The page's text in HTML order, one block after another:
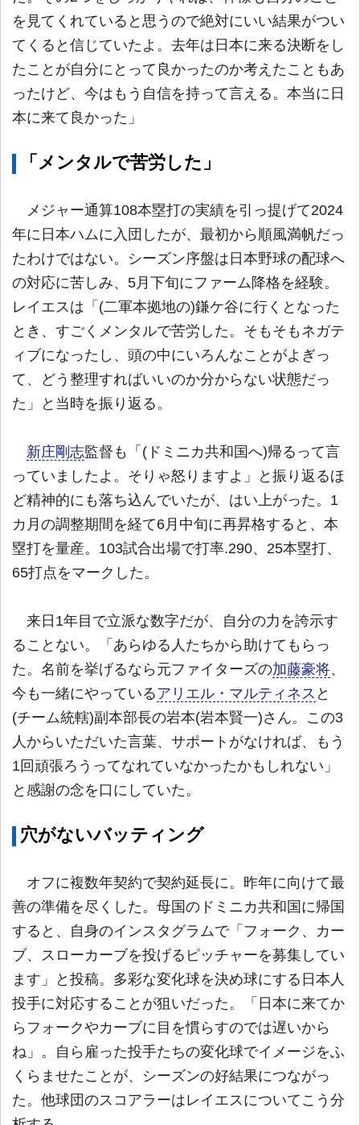
を見てくれていると思うので絶対にいい結果がつい
てくると信じていたよ。去年は日本に来る決断をし
たことが自分にとって良かったのか考えたこともあ
ったけど、今はもう自信を持って言える。本当に日
本に来て良かった」
「メンタルで苦労した」
メジャー通算108本塁打の実績を引っ提げて2024
年に日本ハムに入団したが、最初から順風満帆だっ
たわけではない。シーズン序盤は日本野球の配球へ
の対応に苦しみ、5月下旬にファーム降格を経験。
レイエスは「(二軍本拠地の)鎌ケ谷に行くとなった
とき、すごくメンタルで苦労した。そもそもネガテ
ィブになったし、頭の中にいろんなことがよぎっ
て、どう整理すればいいのか分からない状態だっ
た」と当時を振り返る。
新庄剛志監督も「(ドミニカ共和国へ)帰るって言
っていましたよ。そりゃ怒りますよ」と振り返るほ
ど精神的にも落ち込んでいたが、はい上がった。1
カ月の調整期間を経て6月中旬に再昇格すると、本
塁打を量産。103試合出場で打率.290、25本塁打、
65打点をマークした。
来日1年目で立派な数字だが、自分の力を誇示す
ることない。「あらゆる人たちから助けてもらっ
た。名前を挙げるなら元ファイターズの加藤豪将、
今も一緒にやっているアリエル・マルティネス と
(チーム統轄)副本部長の岩本(岩本賢一)さん。この3
人からいただいた言葉、サポートがなければ、もう
1回頑張ろうってなれていなかったかもしれない」
と感謝の念を口にしていた。
穴がないバッティング
オフに複数年契約で契約延長に。昨年に向けて最
善の準備を尽くした。母国のドミニカ共和国に帰国
すると、自身のインスタグラムで「フォーク、カー
ブ、スローカーブを投げるピッチャーを募集してい
ます」と投稿。多彩な変化球を決め球にする日本人
投手に対応することが狙いだった。「日本に来てか
らフォークやカーブに目を慣らすのでは遅いから
ね」。自ら雇った投手たちの変化球でイメージをふ
くらませたことが、シーズンの好結果につながっ
た。他球団のスコアラーはレイエスについてこう分